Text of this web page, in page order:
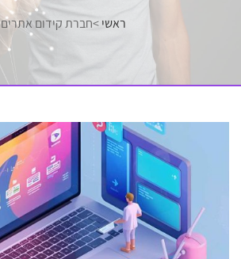
ראשי>חברת קידום אתרים